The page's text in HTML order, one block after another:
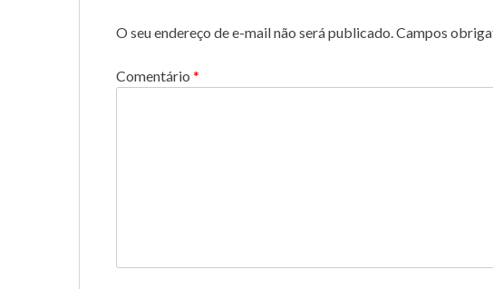
O seu endereço de e-mail não será publicado.Campos
Comentário *